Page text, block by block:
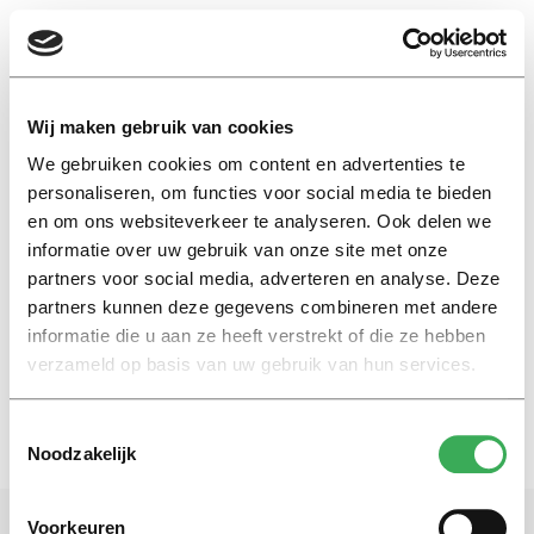
Wij maken gebruik van cookies
We gebruiken cookies om content en advertenties te
personaliseren, om functies voor social media te bieden
en om ons websiteverkeer te analyseren. Ook delen we
informatie over uw gebruik van onze site met onze
partners voor social media, adverteren en analyse. Deze
partners kunnen deze gegevens combineren met andere
informatie die u aan ze heeft verstrekt of die ze hebben
verzameld op basis van uw gebruik van hun services.
Noodzakelijk
Voorkeuren
EN
veiligheidsregio
Nieuws
Uitslaande brand bij
roeivereniging Vidar
17 december 2025